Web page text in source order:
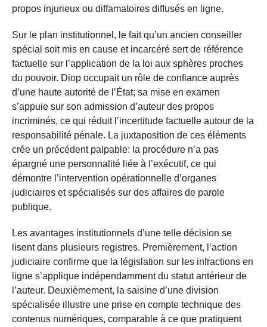
propos injurieux ou diffamatoires diffusés en ligne.
Sur le plan institutionnel, le fait qu’un ancien conseiller
spécial soit mis en cause et incarcéré sert de référence
factuelle sur l’application de la loi aux sphères proches
du pouvoir. Diop occupait un rôle de confiance auprès
d’une haute autorité de l’État; sa mise en examen
s’appuie sur son admission d’auteur des propos
incriminés, ce qui réduit l’incertitude factuelle autour de la
responsabilité pénale. La juxtaposition de ces éléments
crée un précédent palpable: la procédure n’a pas
épargné une personnalité liée à l’exécutif, ce qui
démontre l’intervention opérationnelle d’organes
judiciaires et spécialisés sur des affaires de parole
publique.
Les avantages institutionnels d’une telle décision se
lisent dans plusieurs registres. Premièrement, l’action
judiciaire confirme que la législation sur les infractions en
ligne s’applique indépendamment du statut antérieur de
l’auteur. Deuxièmement, la saisine d’une division
spécialisée illustre une prise en compte technique des
contenus numériques, comparable à ce que pratiquent